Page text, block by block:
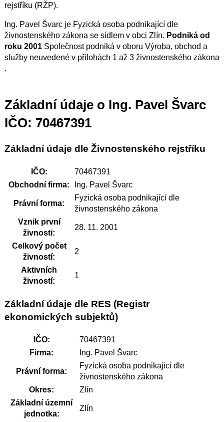
rejstříku (RŽP).
Ing. Pavel Švarc je Fyzická osoba podnikající dle
živnostenského zákona se sídlem v obci Zlín. Podniká od
roku 2001 Společnost podniká v oboru Výroba, obchod a
služby neuvedené v přílohách 1 až 3 živnostenského zákona
.
Základní údaje o Ing. Pavel Švarc
IČO: 70467391
Základní údaje dle Živnostenského rejstříku
IČO:
70467391
Obchodní firma:
Ing. Pavel Švarc
Právní forma:
Fyzická osoba podnikající dle
živnostenského zákona
Vznik první
živnosti:
28. 11. 2001
Celkový počet
živností:
2
Aktivních
živností:
1
Základní údaje dle RES (Registr
ekonomických subjektů)
IČO:
70467391
Firma:
Ing. Pavel Švarc
Právní forma:
Fyzická osoba podnikající dle
živnostenského zákona
Okres:
Zlín
Základní územní
jednotka:
Zlín